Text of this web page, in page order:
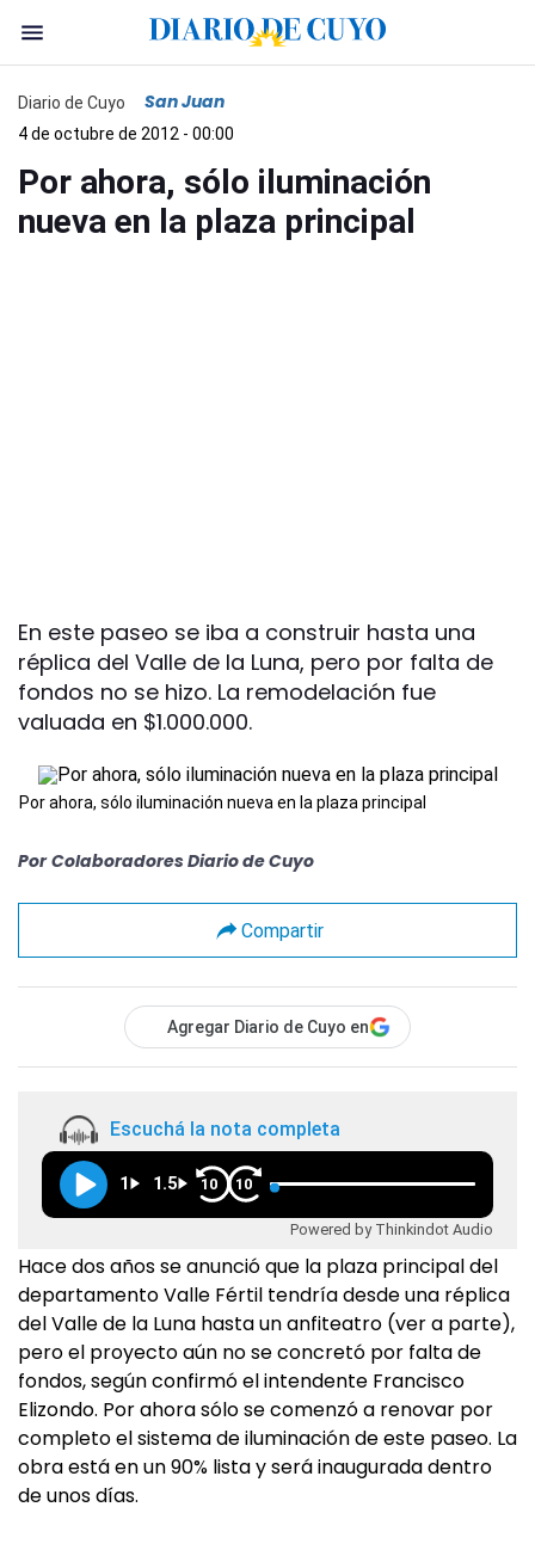
Diario de Cuyo San Juan
4 de octubre de 2012 - 00:00
Por ahora, sólo iluminación
nueva en la plaza principal
En este paseo se iba a construir hasta una
réplica del Valle de la Luna, pero por falta de
fondos no se hizo. La remodelación fue
valuada en $1.000.000.
Por ahora, sólo iluminación nueva en la plaza principal
Por Colaboradores Diario de Cuyo
Compartir
Agregar Diario de Cuyo en
Escuchá la nota completa
1 1.5 10 10
Powered by Thinkindot Audio
Hace dos años se anunció que la plaza principal del
departamento Valle Fértil tendría desde una réplica
del Valle de la Luna hasta un anfiteatro (ver a parte),
pero el proyecto aún no se concretó por falta de
fondos, según confirmó el intendente Francisco
Elizondo. Por ahora sólo se comenzó a renovar por
completo el sistema de iluminación de este paseo. La
obra está en un 90% lista y será inaugurada dentro
de unos días.